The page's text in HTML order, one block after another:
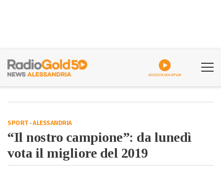
ASCOLTA GOLDPLAY
SPORT-ALESSANDRIA
“Il nostro campione”: da lunedì
vota il migliore del 2019